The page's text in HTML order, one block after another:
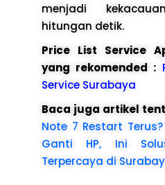
menjadi
hitungan detik.
Price List Service
yang rekomended :
Service Surabaya
Baca juga artikel
Note 7 Restart
Ganti HP, Ini
Terpercaya di